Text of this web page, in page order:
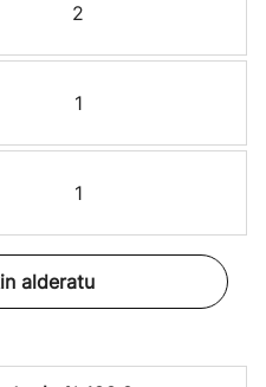
2
1
1
alderatu